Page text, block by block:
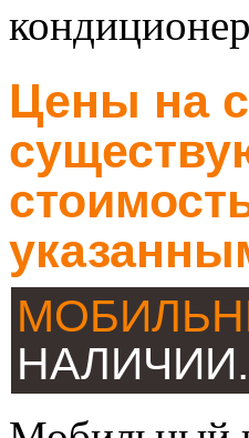
Цены на
НАЛИЧИИ.